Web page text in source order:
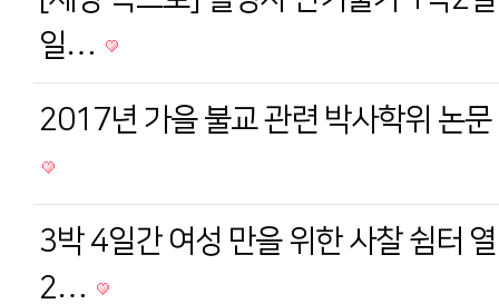
일…
2017년 가을 불교 관련 박사학위 논
3박 4일간 여성 만을 위한 사찰 쉼터
2…